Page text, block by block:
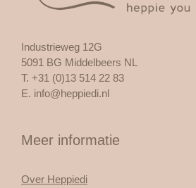
Industrieweg 12G
5091 BG Middelbeers NL
T. +31 (0)13 514 22 83
E. info@heppiedi.nl
Meer informatie
Over Heppiedi